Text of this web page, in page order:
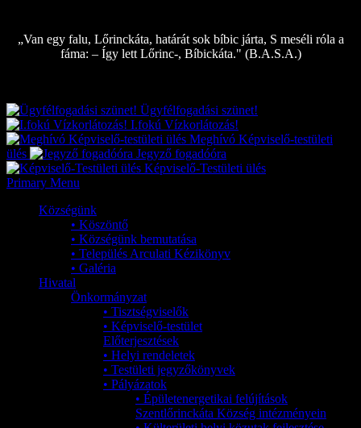
„Van egy falu, Lőrinckáta, határát sok bíbic járta, S meséli róla a
fáma: – Így lett Lőrinc-, Bíbickáta." (B.A.S.A.)
Ügyfélfogadási szünet!
I.fokú Vízkorlátozás!
Meghívó Képviselő-testületi
ülés
Jegyző fogadóóra
Képviselő-Testületi ülés
Primary Menu
Községünk
• Köszöntő
• Községünk bemutatása
• Település Arculati Kézikönyv
• Galéria
Hivatal
Önkormányzat
• Tisztségviselők
• Képviselő-testület
Előterjesztések
• Helyi rendeletek
• Testületi jegyzőkönyvek
• Pályázatok
• Épületenergetikai felújítások
Szentlőrinckáta Község intézményein